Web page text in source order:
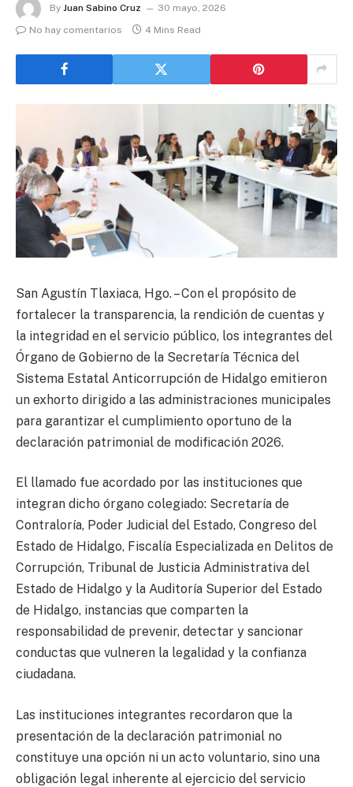
By Juan Sabino Cruz
30 mayo, 2026
No hay comentarios
4 Mins Read
San Agustín Tlaxiaca, Hgo. – Con el propósito de
fortalecer la transparencia, la rendición de cuentas y
la integridad en el servicio público, los integrantes del
Órgano de Gobierno de la Secretaría Técnica del
Sistema Estatal Anticorrupción de Hidalgo emitieron
un exhorto dirigido a las administraciones municipales
para garantizar el cumplimiento oportuno de la
declaración patrimonial de modificación 2026.
El llamado fue acordado por las instituciones que
integran dicho órgano colegiado: Secretaría de
Contraloría, Poder Judicial del Estado, Congreso del
Estado de Hidalgo, Fiscalía Especializada en Delitos de
Corrupción, Tribunal de Justicia Administrativa del
Estado de Hidalgo y la Auditoría Superior del Estado
de Hidalgo, instancias que comparten la
responsabilidad de prevenir, detectar y sancionar
conductas que vulneren la legalidad y la confianza
ciudadana.
Las instituciones integrantes recordaron que la
presentación de la declaración patrimonial no
constituye una opción ni un acto voluntario, sino una
obligación legal inherente al ejercicio del servicio